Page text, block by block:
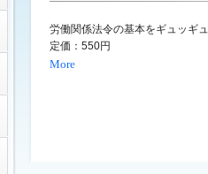
労働関係法令の基本をギュッギ
定価：550円
More